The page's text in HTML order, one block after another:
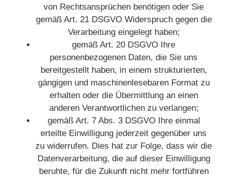
von Rechtsansprüchen benötigen oder Sie
gemäß Art. 21 DSGVO Widerspruch gegen die
Verarbeitung eingelegt haben;
gemäß Art. 20 DSGVO Ihre
personenbezogenen Daten, die Sie uns
bereitgestellt haben, in einem strukturierten,
gängigen und maschinenlesebaren Format zu
erhalten oder die Übermittlung an einen
anderen Verantwortlichen zu verlangen;
gemäß Art. 7 Abs. 3 DSGVO Ihre einmal
erteilte Einwilligung jederzeit gegenüber uns
zu widerrufen. Dies hat zur Folge, dass wir die
Datenverarbeitung, die auf dieser Einwilligung
beruhte, für die Zukunft nicht mehr fortführen